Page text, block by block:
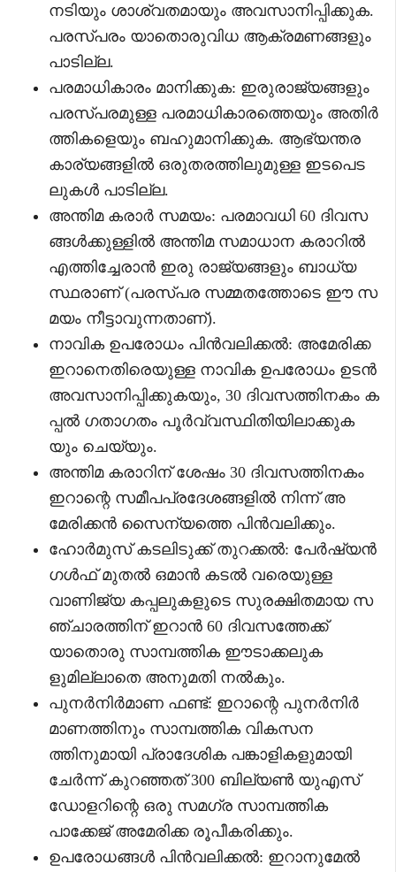
നടിയും ശാശ്വതമായും അവസാനിപ്പിക്കുക.
പരസ്പരം യാതൊരുവിധ ആക്രമണങ്ങളും
പാടില്ല.
പരമാധികാരം മാനിക്കുക: ഇരുരാജ്യങ്ങളും
പരസ്പരമുള്ള പരമാധികാരത്തെയും അതിർ
ത്തികളെയും ബഹുമാനിക്കുക. ആഭ്യന്തര
കാര്യങ്ങളിൽ ഒരുതരത്തിലുമുള്ള ഇടപെട
ലുകൾ പാടില്ല.
അന്തിമ കരാർ സമയം: പരമാവധി 60 ദിവസ
ങ്ങൾക്കുള്ളിൽ അന്തിമ സമാധാന കരാറിൽ
എത്തിച്ചേരാൻ ഇരു രാജ്യങ്ങളും ബാധ്യ
സ്ഥരാണ് (പരസ്പര സമ്മതത്തോടെ ഈ സ
മയം നീട്ടാവുന്നതാണ്).
നാവിക ഉപരോധം പിൻവലിക്കൽ: അമേരിക്ക
ഇറാനെതിരെയുള്ള നാവിക ഉപരോധം ഉടൻ
അവസാനിപ്പിക്കുകയും, 30 ദിവസത്തിനകം ക
പ്പൽ ഗതാഗതം പൂർവ്വസ്ഥിതിയിലാക്കുക
യും ചെയ്യും.
അന്തിമ കരാറിന് ശേഷം 30 ദിവസത്തിനകം
ഇറാന്റെ സമീപപ്രദേശങ്ങളിൽ നിന്ന് അ
മേരിക്കൻ സൈന്യത്തെ പിൻവലിക്കും.
ഹോർമുസ് കടലിടുക്ക് തുറക്കൽ: പേർഷ്യൻ
ഗൾഫ് മുതൽ ഒമാൻ കടൽ വരെയുള്ള
വാണിജ്യ കപ്പലുകളുടെ സുരക്ഷിതമായ സ
ഞ്ചാരത്തിന് ഇറാൻ 60 ദിവസത്തേക്ക്
യാതൊരു സാമ്പത്തിക ഈടാക്കലുക
ളുമില്ലാതെ അനുമതി നൽകും.
പുനർനിർമാണ ഫണ്ട്: ഇറാന്റെ പുനർനിർ
മാണത്തിനും സാമ്പത്തിക വികസന
ത്തിനുമായി പ്രാദേശിക പങ്കാളികളുമായി
ചേർന്ന് കുറഞ്ഞത് 300 ബില്യൺ യുഎസ്
ഡോളറിന്റെ ഒരു സമഗ്ര സാമ്പത്തിക
പാക്കേജ് അമേരിക്ക രൂപീകരിക്കും.
ഉപരോധങ്ങൾ പിൻവലിക്കൽ: ഇറാനുമേൽ